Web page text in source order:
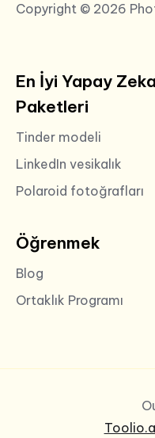
Copyright © 2026
En İyi Yapay Zeka
Paketleri
Tinder modeli
LinkedIn vesikalık
Polaroid fotoğrafları
Öğrenmek
Blog
Ortaklık Programı